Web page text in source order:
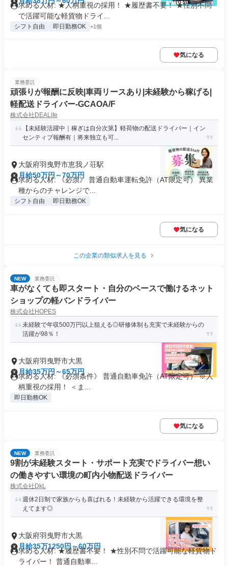
求める人材: ★人柄重視の採用！ ★履歴書不要！ ★性別不問
で活躍可能な軽貨物ドライ...
シフト自由 即日勤務OK +1個
気になる
業務委託
頑張りが報酬に反映|車両リースあり|未経験から稼げる|
軽配送ドライバー-GCAOA/F
株式会社DEALife
【未経験活躍中｜稼ぎは自分次第】軽荷物の配送ドライバー｜イン
センティブ報酬有｜将来独立も可...
大阪府羽曳野市恵我ノ荘駅
月給50万円～70万円
求める人材: 《必須》 普通自動車運転免許（AT限定可） 異業
種からのチャレンジで...
シフト自由 即日勤務OK
気になる
この企業の類似求人を見る
NEW 業務委託
車がなくても即スタート・自分のペースで働けるネット
ショップの軽バンドライバー
株式会社HOPES
未経験で年収500万円以上狙える◎研修体制も充実で未経験からの
活躍が98％！
大阪府羽曳野市大黒
月給35万円～65万円
求める人材: 《必須条件》 普通自動車免許（AT限定可） ※人
柄重視の採用！ ＜ま...
即日勤務OK
気になる
NEW 業務委託
9割が未経験スタート・サポート充実でドライバー想い
の働きやすい環境の町内小物配送ドライバー
株式会社DkL
週休2日制で家族からも喜ばれる！未経験から活躍できる環境を整
えてます◎
大阪府羽曳野市大黒
月給35万1250円～60万円
求める人材: ★履歴書不要！ ★性別不問で活躍可能な軽貨物ド
ライバー！ 普通自動車...